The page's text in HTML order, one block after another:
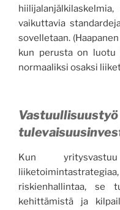
vaikuttavia
sovelletaan.
kun perusta on luotu
normaaliksi osaksi
Vastuullisuustyö
Kun
riskienhallintaa, se
kehittämistä ja